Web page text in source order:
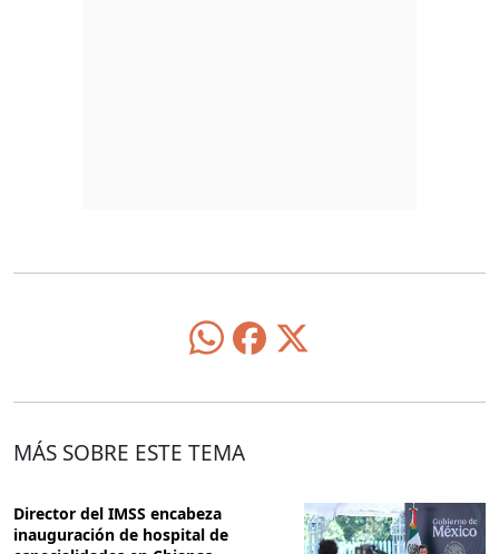
MÁS SOBRE ESTE TEMA
Director del IMSS encabeza
inauguración de hospital de